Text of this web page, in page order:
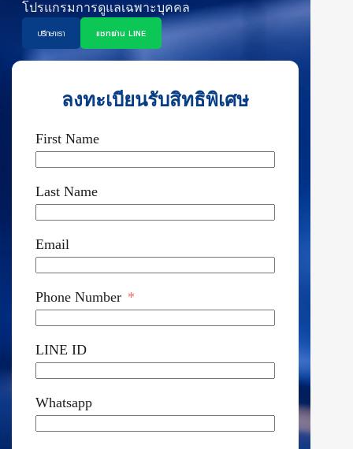
โปรแกรมการดูแลเฉพาะบุคคล
ปรึกษาเรา
แชทผ่าน LINE
ลงทะเบียนรับสิทธิพิเศษ
First Name
Last Name
Email
Phone Number
LINE ID
Whatsapp